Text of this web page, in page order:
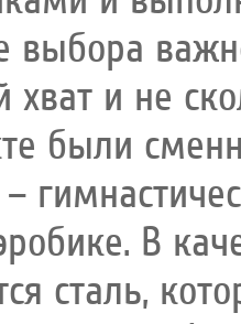
выбора
хват и не
были
–
В
сталь,